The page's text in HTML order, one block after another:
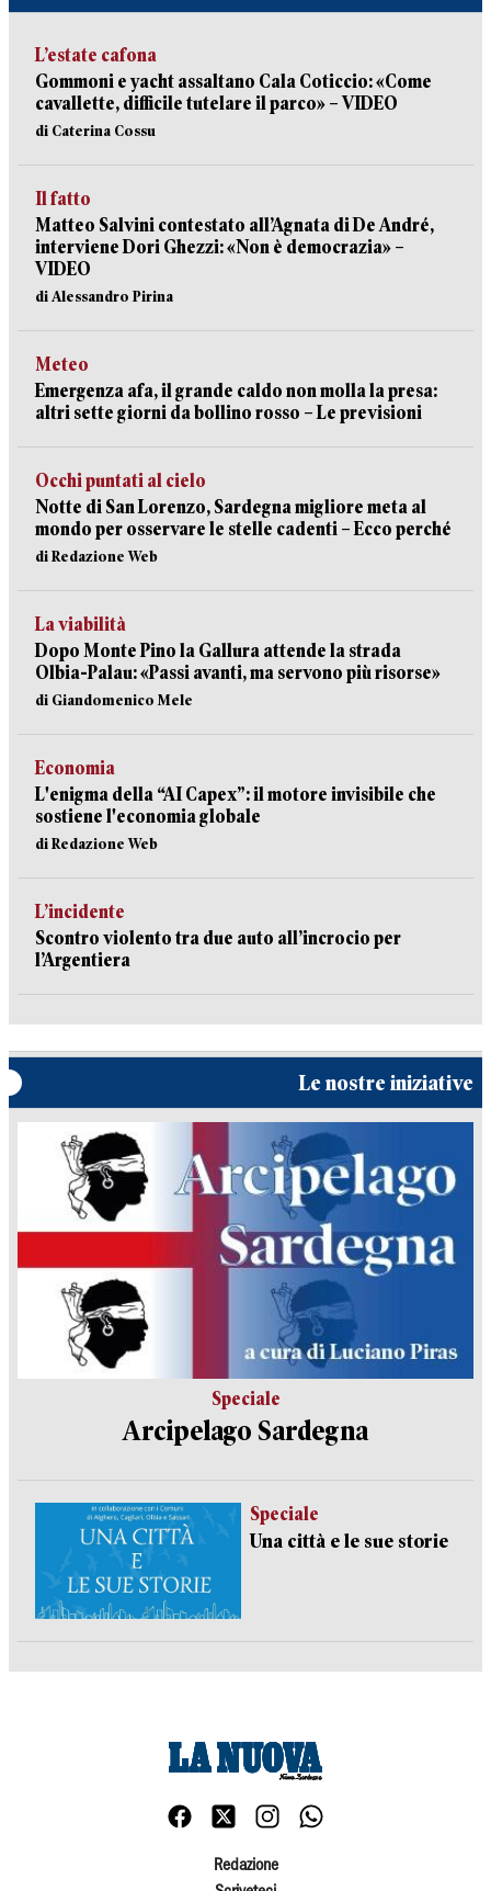
L’estate cafona
Gommoni e yacht assaltano Cala Coticcio: «Come
cavallette, difficile tutelare il parco» – VIDEO
di Caterina Cossu
Il fatto
Matteo Salvini contestato all’Agnata di De André,
interviene Dori Ghezzi: «Non è democrazia» –
VIDEO
di Alessandro Pirina
Meteo
Emergenza afa, il grande caldo non molla la presa:
altri sette giorni da bollino rosso – Le previsioni
Occhi puntati al cielo
Notte di San Lorenzo, Sardegna migliore meta al
mondo per osservare le stelle cadenti – Ecco perché
di Redazione Web
La viabilità
Dopo Monte Pino la Gallura attende la strada
Olbia-Palau: «Passi avanti, ma servono più risorse»
di Giandomenico Mele
Economia
L'enigma della “AI Capex”: il motore invisibile che
sostiene l'economia globale
di Redazione Web
L’incidente
Scontro violento tra due auto all’incrocio per
l’Argentiera
Le nostre iniziative
Speciale
Arcipelago Sardegna
Speciale
Una città e le sue storie
Redazione